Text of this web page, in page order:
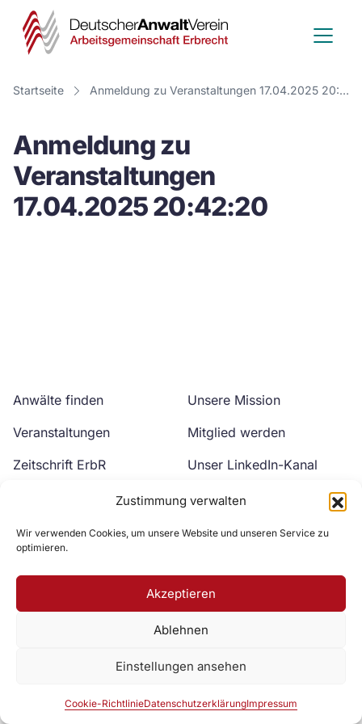
Zustimmung verwalten
Wir verwenden Cookies, um unsere Website und unseren Service zu
optimieren.
Akzeptieren
Ablehnen
Einstellungen ansehen
Cookie-RichtlinieDatenschutzerklärungImpressum
Deutscher
Anwalt
Verein
Startseite Anmeldung zu Veranstaltungen 17.04.2025 20:42:20
Anmeldung zu
Veranstaltungen
17.04.2025 20:42:20
Anwälte finden
Veranstaltungen
Zeitschrift ErbR
Unsere Mission
Mitglied werden
Unser LinkedIn-Kanal
Unser YouTube-Kanal
Zur DAV Webseite